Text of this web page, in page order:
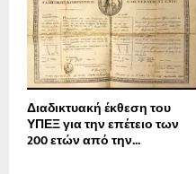
Διαδικτυακή έκθεση του
ΥΠΕΞ για την επέτειο των
200 ετών από την...